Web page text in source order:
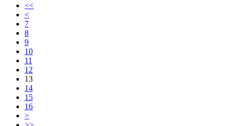
<<
<
7
8
9
10
11
12
13
14
15
16
>